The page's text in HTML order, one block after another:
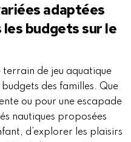
adaptées
budgets sur le
terrain de jeu aquatique
des familles. Que
ou pour une escapade
nautiques proposées
d’explorer les plaisirs